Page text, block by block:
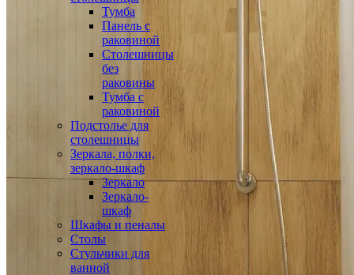
Тумба
Панель с
раковиной
Столешницы
без
раковины
Тумба с
раковиной
Подстолье для
столешницы
Зеркала, полки,
зеркало-шкаф
Зеркало
Зеркало-
шкаф
Шкафы и пеналы
Столы
Стульчики для
ванной